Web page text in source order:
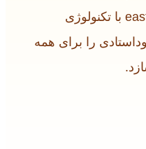
را برای همه